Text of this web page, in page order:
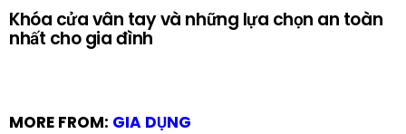
Khóa cửa vân tay và những lựa chọn an toàn
nhất cho gia đình
MORE FROM: GIA DỤNG